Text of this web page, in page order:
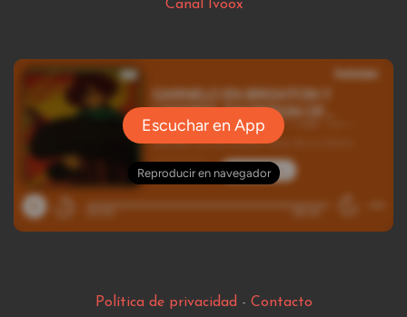
Canal Ivoox
Política de privacidad - Contacto